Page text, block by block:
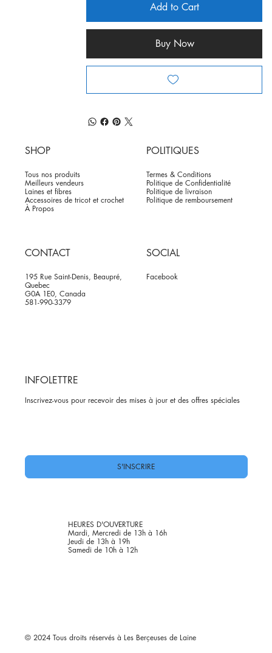
Add to Cart
Buy Now
SHOP
Tous nos produits
Meilleurs vendeurs
Laines et fibres
Accessoires de tricot et crochet
À Propos
POLITIQUES
Termes & Conditions
Politique de Confidentialité
Politique de livraison
Politique de remboursement
CONTACT
195 Rue Saint-Denis, Beaupré,
Quebec
G0A 1E0, Canada
581-990-3379
SOCIAL
Facebook
INFOLETTRE
Inscrivez-vous pour recevoir des mises à jour et des offres spéciales
S'INSCRIRE
HEURES D'OUVERTURE
Mardi, Mercredi de 13h à 16h
Jeudi de 13h à 19h
Samedi de 10h à 12h
© 2024 Tous droits réservés à Les Berçeuses de Laine